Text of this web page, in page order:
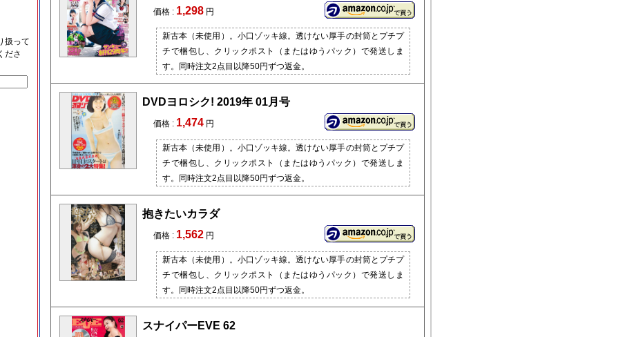
価格 : 1,298 円
新古本（未使用）。小口ゾッキ線。透けない厚手の封筒とプチプ
チで梱包し、クリックポスト（またはゆうパック）で発送しま
す。同時注文2点目以降50円ずつ返金。
DVDヨロシク! 2019年 01月号
価格 : 1,474 円
新古本（未使用）。小口ゾッキ線。透けない厚手の封筒とプチプ
チで梱包し、クリックポスト（またはゆうパック）で発送しま
す。同時注文2点目以降50円ずつ返金。
抱きたいカラダ
価格 : 1,562 円
新古本（未使用）。小口ゾッキ線。透けない厚手の封筒とプチプ
チで梱包し、クリックポスト（またはゆうパック）で発送しま
す。同時注文2点目以降50円ずつ返金。
スナイパーEVE 62
扱って
ださ